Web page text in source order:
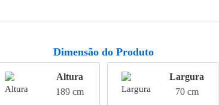
Dimensão do Produto
Altura
189 cm
Largura
70 cm